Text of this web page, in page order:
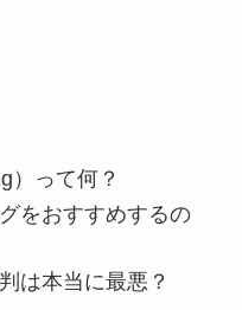
）って何？
をおすすめするの
は本当に最悪？